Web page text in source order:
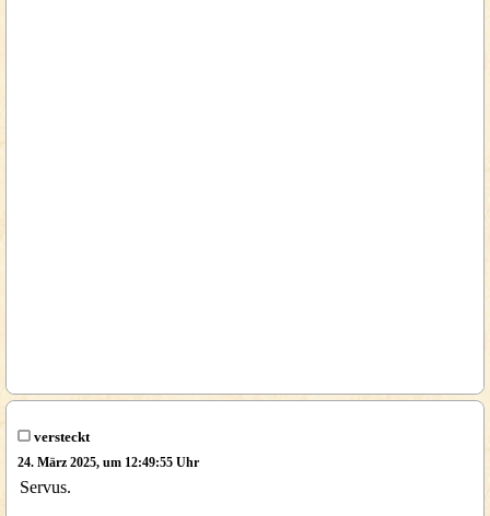
versteckt
24. März 2025, um 12:49:55 Uhr
Servus.